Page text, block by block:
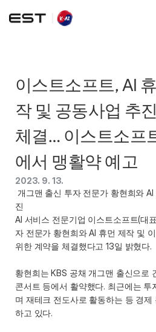
이스트소프트, AI
작 및 공동사업 추
체결… 이스트소프
에서 맹활약 예고
2023. 9. 13.
진
AI 서비스 전문기업 이스트소프트(대
자 전문가 황현희와 AI 휴먼 제작 및
위한 계약을 체결했다고 13일 밝혔다.
황현희는 KBS 공채 개그맨 출신으로
콘서트 등에서 활약했다. 최근에는
며 재테크 전도사로 활동하는 등 경
하고 있다.